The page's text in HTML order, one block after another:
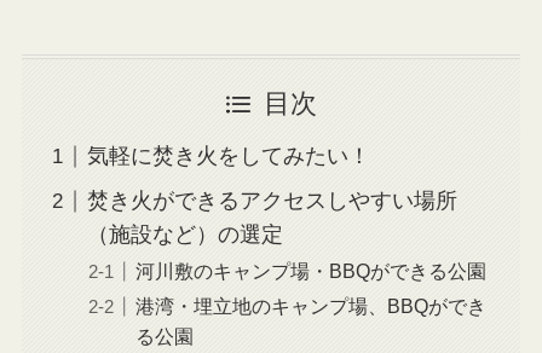
目次
気軽に焚き火をしてみたい！
焚き火ができるアクセスしやすい場所
（施設など）の選定
河川敷のキャンプ場・BBQができる公園
港湾・埋立地のキャンプ場、BBQができ
る公園